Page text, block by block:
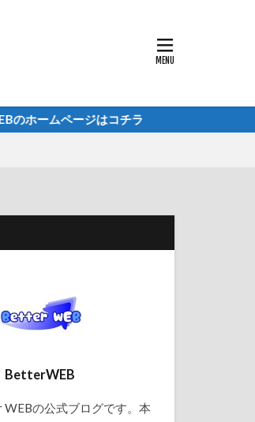
ページはコチラ
BetterWEB
の公式ブログです。本